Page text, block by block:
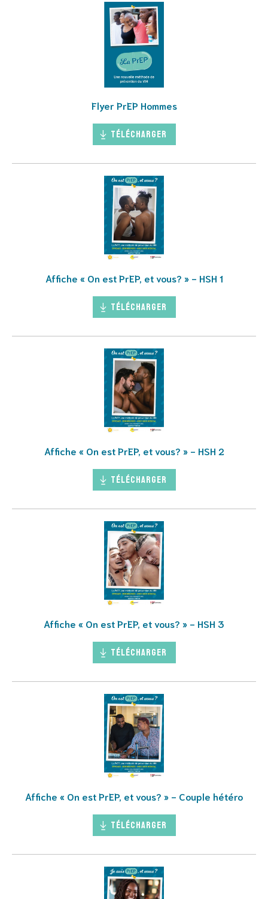
Flyer PrEP Hommes
Télécharger
Affiche « On est PrEP, et vous? » - HSH 1
Télécharger
Affiche « On est PrEP, et vous? » - HSH 2
Télécharger
Affiche « On est PrEP, et vous? » - HSH 3
Télécharger
Affiche « On est PrEP, et vous? » - Couple hétéro
Télécharger